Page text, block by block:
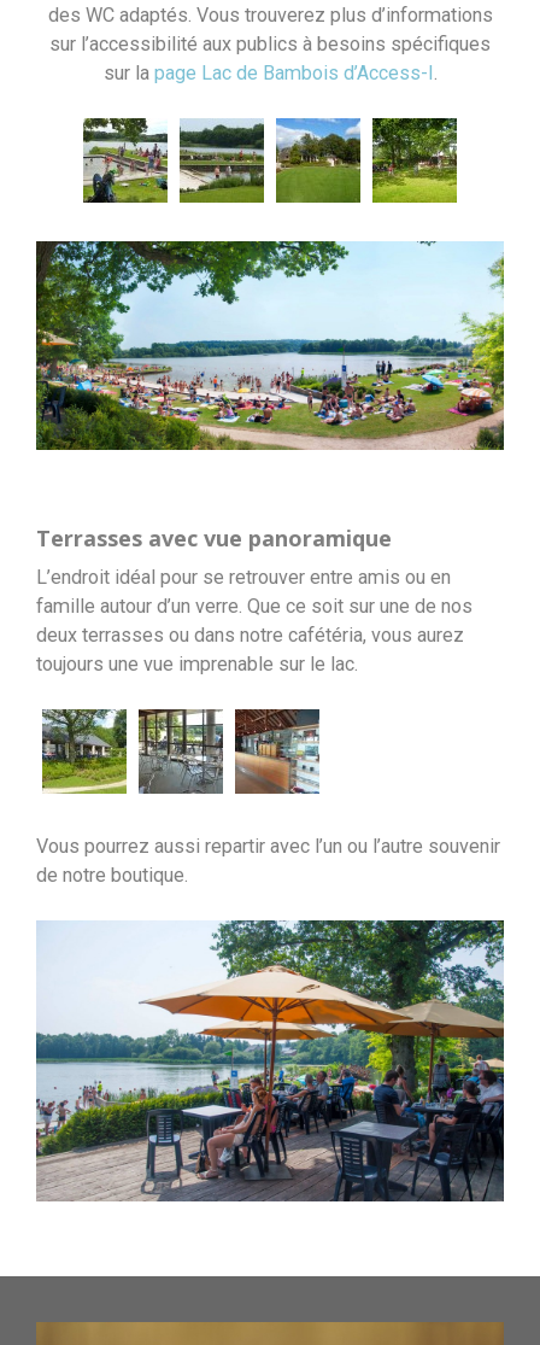
des WC adaptés. Vous trouverez plus d’informations
sur l’accessibilité aux publics à besoins spécifiques
sur la page Lac de Bambois d’Access-I .
Terrasses avec vue panoramique
L’endroit idéal pour se retrouver entre amis ou en
famille autour d’un verre. Que ce soit sur une de nos
deux terrasses ou dans notre cafétéria, vous aurez
toujours une vue imprenable sur le lac.
Vous pourrez aussi repartir avec l’un ou l’autre souvenir
de notre boutique.